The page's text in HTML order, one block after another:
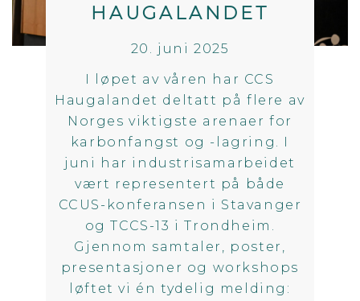
HAUGALANDET
20. juni 2025
I løpet av våren har CCS
Haugalandet deltatt på flere av
Norges viktigste arenaer for
karbonfangst og -lagring. I
juni har industrisamarbeidet
vært representert på både
CCUS-konferansen i Stavanger
og TCCS-13 i Trondheim.
Gjennom samtaler, poster,
presentasjoner og workshops
løftet vi én tydelig melding: